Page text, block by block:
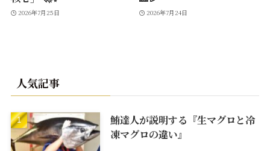
2026年7月25日 2026年7月24日
人気記事
鮪達人が説明する『生マグロと冷
凍マグロの違い』